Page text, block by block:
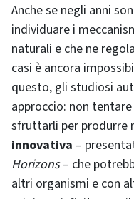
Anche se negli anni
individuare i
naturali e che ne
casi è ancora
questo, gli studiosi
approccio: non
sfruttarli per produrre
innovativa –
Horizons– che
altri organismi e con